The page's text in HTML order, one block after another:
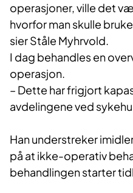
operasjoner, ville det
hvorfor man skulle
sier Ståle Myhrvold.
I dag behandles en
operasjon.
– Dette har frigjort
avdelingene ved
Han understreker
på at ikke-operativ
behandlingen starter